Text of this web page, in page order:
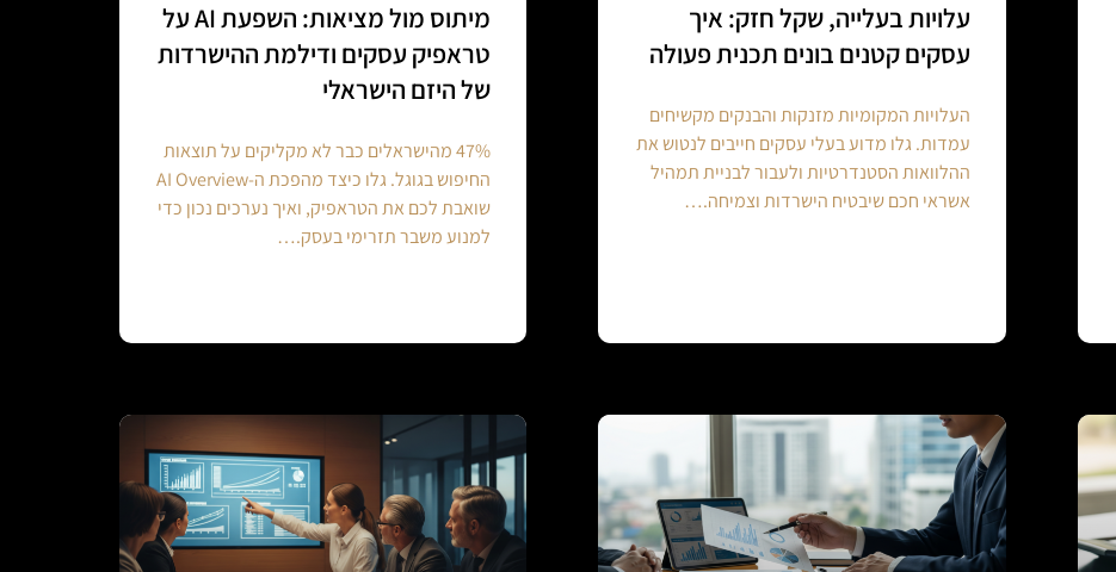
עלויות בעלייה, שקל חזק: איך
עסקים קטנים בונים תכנית פעולה
העלויות המקומיות מזנקות והבנקים מקשיחים
עמדות. גלו מדוע בעלי עסקים חייבים לנטוש את
ההלוואות הסטנדרטיות ולעבור לבניית תמהיל
אשראי חכם שיבטיח הישרדות וצמיחה.…
מיתוס מול מציאות: השפעת AI על
טראפיק עסקים ודילמת ההישרדות
של היזם הישראלי
47% מהישראלים כבר לא מקליקים על תוצאות
החיפוש בגוגל. גלו כיצד מהפכת ה-AI Overview
שואבת לכם את הטראפיק, ואיך נערכים נכון כדי
למנוע משבר תזרימי בעסק.…